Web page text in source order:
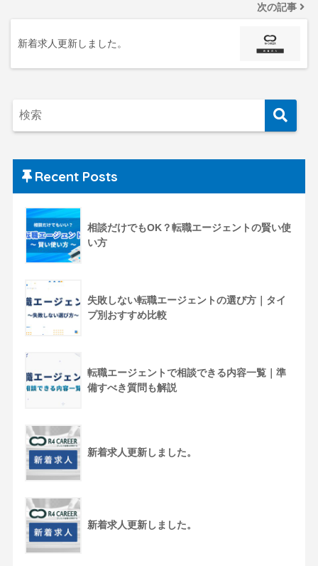
次の記事
新着求人更新しました。
Recent Posts
相談だけでもOK？転職エージェントの賢い使
い方
失敗しない転職エージェントの選び方｜タイ
プ別おすすめ比較
転職エージェントで相談できる内容一覧｜準
備すべき質問も解説
新着求人更新しました。
新着求人更新しました。